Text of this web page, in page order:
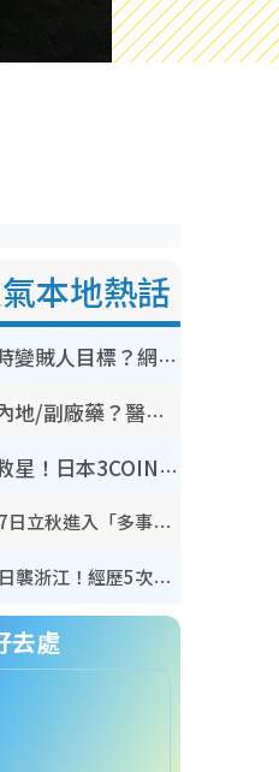
本地熱話
裝修拆鐵閘隨時變賊人目標？網民揭2大關鍵用途：裝新式等於白裝？附新舊鐵閘分別
網傳公院改用內地/副廠藥？醫生拆解正副廠分別 揭4類人換藥隨時出事
怕蟲人士夏日救星！日本3COINS爆紅驅蟲神器$45起 1招「全程免觸碰」輕鬆搞定小強
立秋2026｜8月7日立秋進入「多事之秋」 3件事唔做得！專家教6招開運 清枱頭／銀包納氣接好運
颱風白海豚料周日襲浙江！經歷5次「眼牆置換」極罕見 成登陸內地最長途颱風
去處